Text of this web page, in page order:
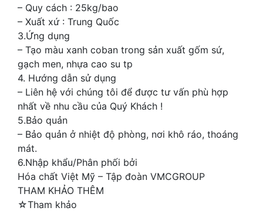
– Quy cách : 25kg/bao
– Xuất xứ : Trung Quốc
3.Ứng dụng
– Tạo màu xanh coban trong sản xuất gốm sứ,
gạch men, nhựa cao su tp
4. Hướng dẫn sử dụng
– Liên hệ với chúng tôi để được tư vấn phù hợp
nhất về nhu cầu của Quý Khách !
5.Bảo quản
– Bảo quản ở nhiệt độ phòng, nơi khô ráo, thoáng
mát.
6.Nhập khẩu/Phân phối bởi
Hóa chất Việt Mỹ – Tập đoàn VMCGROUP
THAM KHẢO THÊM
☆Tham khảo